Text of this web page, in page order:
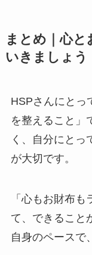
まとめ｜心
いきましょう
HSPさんにとっ
を整えること」
く、自分にとっ
が大切です。
「心もお財布
て、できること
自身のペースで